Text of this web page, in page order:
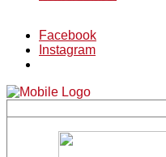
Facebook
Instagram